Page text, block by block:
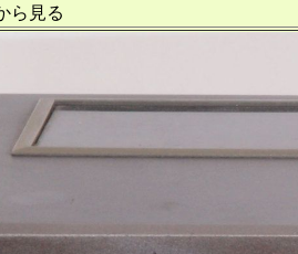
ら見る